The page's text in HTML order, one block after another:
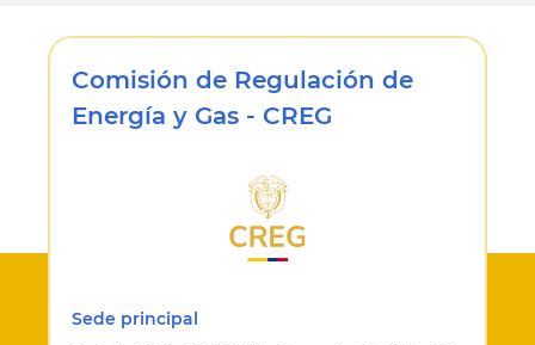
Comisión de Regulación de
Energía y Gas - CREG
Sede principal